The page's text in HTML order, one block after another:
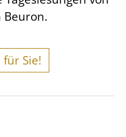
Beuron.
Sie!